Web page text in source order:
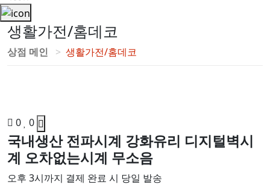
생활가전/홈데코
상점 메인 생활가전/홈데코
0 0
국내생산 전파시계 강화유리 디지털벽시
계 오차없는시계 무소음
오후 3시까지 결제 완료 시 당일 발송